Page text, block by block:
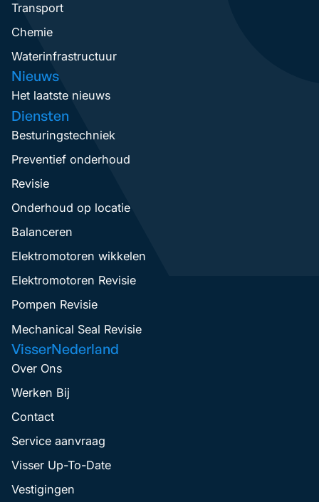
Transport
Chemie
Waterinfrastructuur
Nieuws
Het laatste nieuws
Diensten
Besturingstechniek
Preventief onderhoud
Revisie
Onderhoud op locatie
Balanceren
Elektromotoren wikkelen
Elektromotoren Revisie
Pompen Revisie
Mechanical Seal Revisie
VisserNederland
Over Ons
Werken Bij
Contact
Service aanvraag
Visser Up-To-Date
Vestigingen